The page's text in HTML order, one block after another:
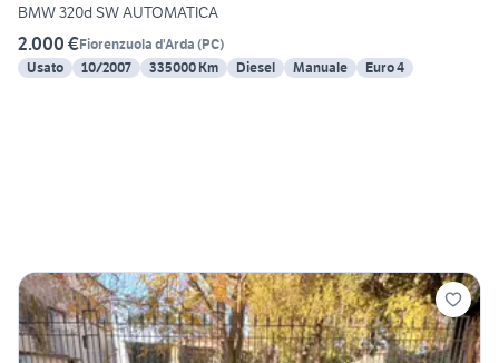
BMW 320d SW AUTOMATICA
2.000 €Fiorenzuola d'Arda (PC)
Usato
10/2007 335000 Km Diesel Manuale Euro 4